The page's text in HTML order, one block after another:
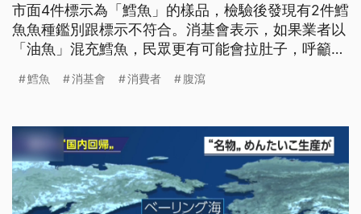
市面4件標示為「鱈魚」的樣品，檢驗後發現有2件鱈
魚魚種鑑別跟標示不符合。消基會表示，如果業者以
「油魚」混充鱈魚，民眾更有可能會拉肚子，呼籲食
鱈魚 消基會 消費者 腹瀉